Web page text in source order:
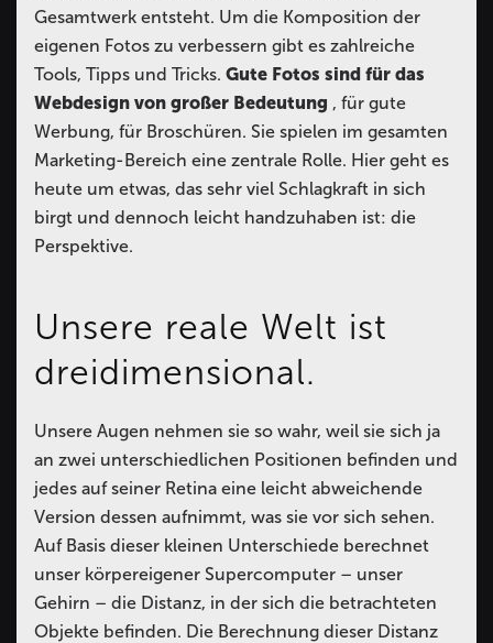
Gesamtwerk entsteht. Um die Komposition der
eigenen Fotos zu verbessern gibt es zahlreiche
Tools, Tipps und Tricks. Gute Fotos sind für das
Webdesign von großer Bedeutung , für gute
Werbung, für Broschüren. Sie spielen im gesamten
Marketing-Bereich eine zentrale Rolle. Hier geht es
heute um etwas, das sehr viel Schlagkraft in sich
birgt und dennoch leicht handzuhaben ist: die
Perspektive.
Unsere reale Welt ist
dreidimensional.
Unsere Augen nehmen sie so wahr, weil sie sich ja
an zwei unterschiedlichen Positionen befinden und
jedes auf seiner Retina eine leicht abweichende
Version dessen aufnimmt, was sie vor sich sehen.
Auf Basis dieser kleinen Unterschiede berechnet
unser körpereigener Supercomputer – unser
Gehirn – die Distanz, in der sich die betrachteten
Objekte befinden. Die Berechnung dieser Distanz